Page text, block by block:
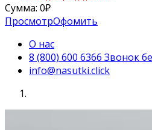
Сумма: 0₽
ПросмотрОфомить
О нас
8 (800) 600 6366 Звонок
info@nasutki.click